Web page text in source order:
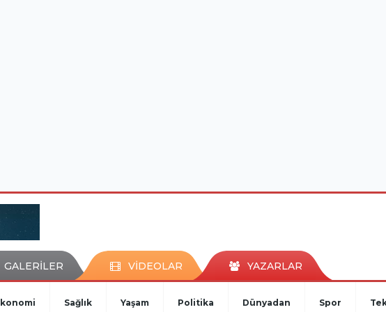
GALERİLER VİDEOLAR YAZARLAR
Sağlık Yaşam Politika Dünyadan Spor